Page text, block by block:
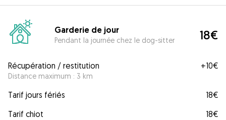
Garderie de jour
Pendant la journée chez le dog-sitter 18€
Récupération / restitution
Distance maximum : 3 km
+10€
Tarif jours fériés
18€
Tarif chiot
18€